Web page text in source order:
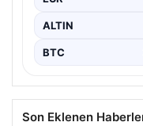
ALTIN
BTC
Son Eklenen